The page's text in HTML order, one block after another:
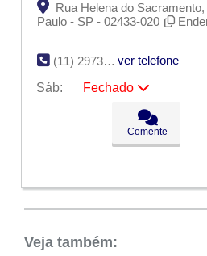
Rua Helena do
Paulo - SP - 02433-020
(11) 2973-4229
ver telefone
Sáb:
Fechado
09:00 - 18:00
09:00 - 18:00
09:00 - 18:00
Comente
Veja também: